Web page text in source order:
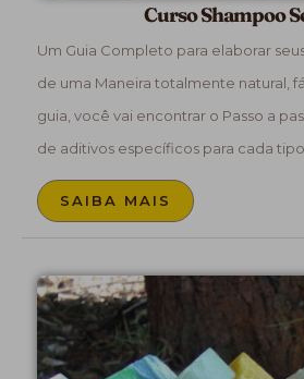
Curso Shampoo
Um Guia Completo para elaborar
de uma Maneira totalmente natural,
guia, você vai encontrar o Passo a
de aditivos específicos para cada
SAIBA MAIS